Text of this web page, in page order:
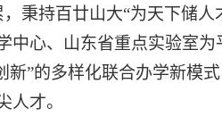
秉持百廿山大“为天下储人
心、山东省重点实验室为
”的多样化联合办学新模
人才。